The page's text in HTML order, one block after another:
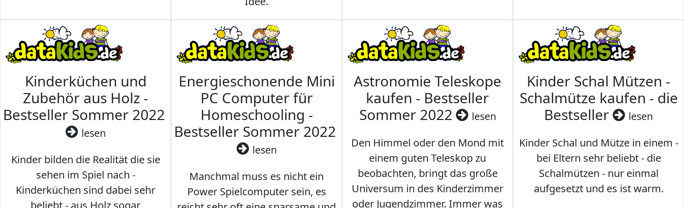
Kinderküchen und
Zubehör aus Holz -
Bestseller Sommer 2022
lesen
Kinder bilden die Realität die sie
sehen im Spiel nach -
Kinderküchen sind dabei sehr
Energieschonende Mini
PC Computer für
Homeschooling -
Bestseller Sommer 2022
lesen
Manchmal muss es nicht ein
Power Spielcomputer sein, es
Astronomie Teleskope
kaufen - Bestseller
Sommer 2022
lesen
Den Himmel oder den Mond mit
einem guten Teleskop zu
beobachten, bringt das große
Universum in des Kinderzimmer
oder Jugendzimmer. Immer was
Kinder Schal Mützen -
Schalmütze kaufen - die
Bestseller
lesen
Kinder Schal und Mütze in einem -
bei Eltern sehr beliebt - die
Schalmützen - nur einmal
aufgesetzt und es ist warm.